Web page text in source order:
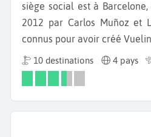
siège social est à
2012 par Carlos Muñoz et
connus pour avoir créé
10 destinations 4 pays